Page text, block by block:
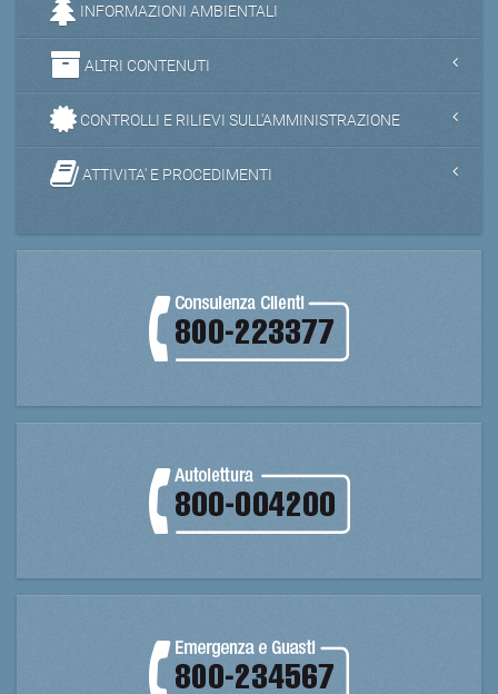
INFORMAZIONI AMBIENTALI
ALTRI CONTENUTI
CONTROLLI E RILIEVI SULL'AMMINISTRAZIONE
ATTIVITA' E PROCEDIMENTI